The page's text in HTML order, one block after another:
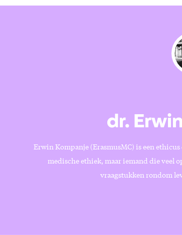
dr.
Erwin Kompanje (ErasmusMC) is een
medische ethiek, maar iemand die veel
vraagstukken rondom